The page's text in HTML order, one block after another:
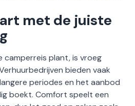
met de juiste
camperreis plant, is vroeg
bieden vaak
periodes en het aanbod
boekt. Comfort speelt een